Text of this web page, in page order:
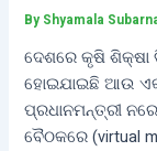
By Shyamala
ଦେଶରେ କୃଷି
ହୋଇଯାଇଛି ଆଉ
ପ୍ରଧାନମନ୍ତ୍ରୀ
ବୈଠକରେ (virtual